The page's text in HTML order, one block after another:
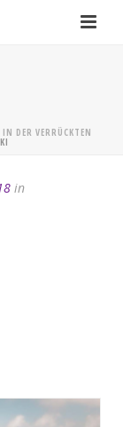
DER VERRÜCKTEN
in